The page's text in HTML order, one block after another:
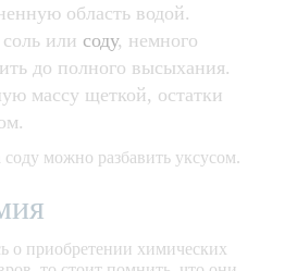
область водой.
или соду, немного
до полного высыхания.
массу щеткой, остатки
можно разбавить уксусом.
о приобретении химических